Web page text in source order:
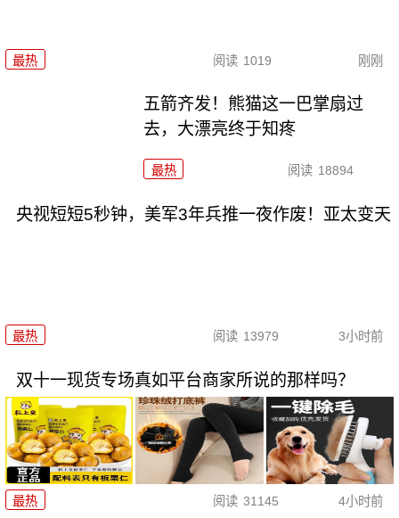
最热 阅读 1019 刚刚
五箭齐发！熊猫这一巴掌扇过
去，大漂亮终于知疼
最热 阅读 18894
央视短短5秒钟，美军3年兵推一夜作废！亚太变天
最热 阅读 13979 3小时前
双十一现货专场真如平台商家所说的那样吗？
最热 阅读 31145 4小时前